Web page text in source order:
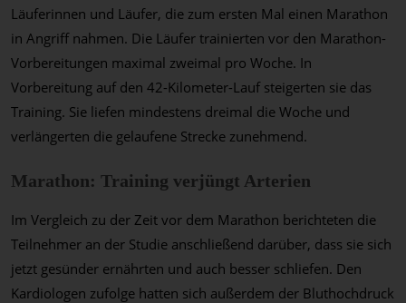
Läuferinnen und Läufer, die zum ersten Mal einen Marathon
in Angriff nahmen. Die Läufer trainierten vor den Marathon-
Vorbereitungen maximal zweimal pro Woche. In
Vorbereitung auf den 42-Kilometer-Lauf steigerten sie das
Training. Sie liefen mindestens dreimal die Woche und
verlängerten die gelaufene Strecke zunehmend.
Marathon: Training verjüngt Arterien
Im Vergleich zu der Zeit vor dem Marathon berichteten die
Teilnehmer an der Studie anschließend darüber, dass sie sich
jetzt gesünder ernährten und auch besser schliefen. Den
Kardiologen zufolge hatten sich außerdem der Bluthochdruck